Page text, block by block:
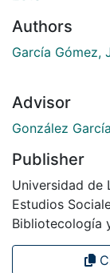
Authors
García Gómez,
Advisor
González
Publisher
Universidad de
Estudios
Bibliotecología